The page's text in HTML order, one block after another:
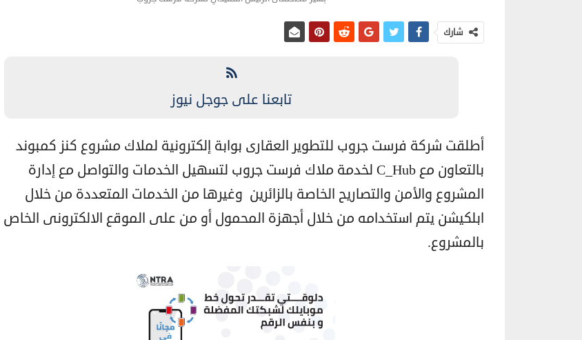
شارك
تابعنا على جوجل نيوز
أطلقت شركة فرست جروب للتطوير العقارى بوابة إلكترونية لملاك مشروع كنز كمبوند
بالتعاون مع C_Hub لخدمة ملاك فرست جروب لتسهيل الخدمات والتواصل مع إدارة
المشروع والأمن والتصاريح الخاصة بالزائرين وغيرها من الخدمات المتعددة من خلال
ابلكيشن يتم استخدامه من خلال أجهزة المحمول أو من على الموقع الالكترونى الخاص
بالمشروع.